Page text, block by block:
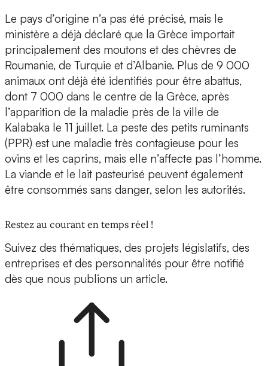
Le pays d’origine n’a pas été précisé, mais le
ministère a déjà déclaré que la Grèce importait
principalement des moutons et des chèvres de
Roumanie, de Turquie et d’Albanie. Plus de 9 000
animaux ont déjà été identifiés pour être abattus,
dont 7 000 dans le centre de la Grèce, après
l’apparition de la maladie près de la ville de
Kalabaka le 11 juillet. La peste des petits ruminants
(PPR) est une maladie très contagieuse pour les
ovins et les caprins, mais elle n’affecte pas l’homme.
La viande et le lait pasteurisé peuvent également
être consommés sans danger, selon les autorités.
Restez au courant en temps réel !
Suivez des thématiques, des projets législatifs, des
entreprises et des personnalités pour être notifié
dès que nous publions un article.